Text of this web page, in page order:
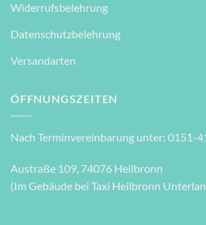
Widerrufsbelehrung
Datenschutzbelehrung
Versandarten
ÖFFNUNGSZEITEN
Nach Terminvereinbarung unter: 0151-
Austraße 109, 74076 Heilbronn
(Im Gebäude bei Taxi Heilbronn